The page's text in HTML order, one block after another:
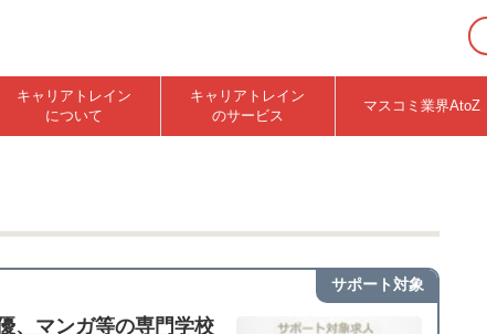
キャリアトレイン
について
キャリアトレイン
のサービス
マスコミ業界AtoZ
サポート対象
、マンガ等の専門学校